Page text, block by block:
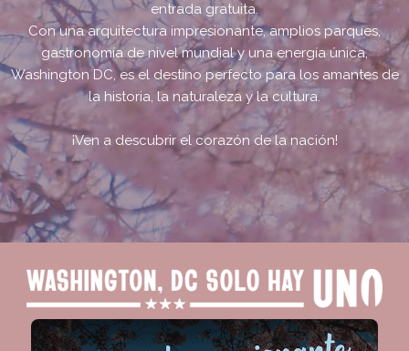
entrada gratuita.
Con una arquitectura impresionante, amplios parques,
gastronomía de nivel mundial y una energía única,
Washington DC, es el destino perfecto para los amantes de
la historia, la naturaleza y la cultura.
¡Ven a descubrir el corazón de la nación!